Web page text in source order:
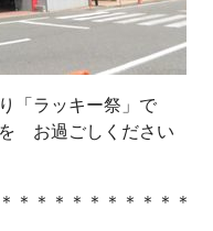
「ラッキー祭」で
お過ごしください
＊＊＊＊＊＊＊＊＊＊